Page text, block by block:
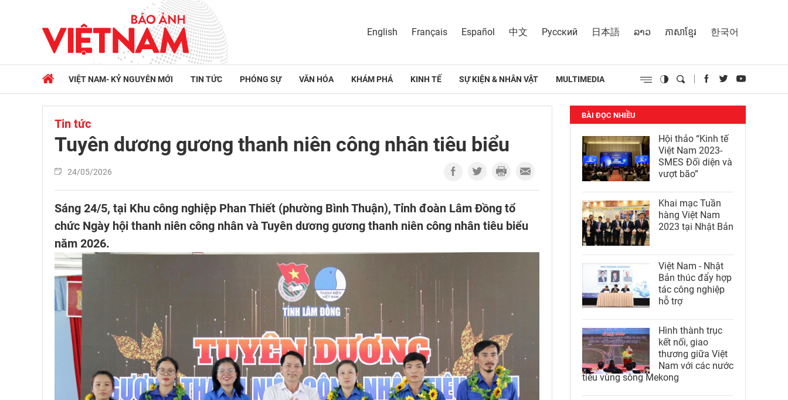
English Français Español 中文 Русский 日本語 ລາວ ភាសាខ្មែរ 한국어
VIỆT NAM- KỶ NGUYÊN MỚI TIN TỨC PHÓNG SỰ VĂN HÓA KHÁM PHÁ KINH TẾ SỰ KIỆN & NHÂN VẬT MULTIMEDIA
Tin tức
Tuyên dương gương thanh niên công nhân tiêu biểu
24/05/2026
Sáng 24/5, tại Khu công nghiệp Phan Thiết (phường Bình Thuận), Tỉnh đoàn Lâm Đồng tổ
chức Ngày hội thanh niên công nhân và Tuyên dương gương thanh niên công nhân tiêu biểu
năm 2026.
BÀI ĐỌC NHIỀU
Hội thảo “Kinh tế
Việt Nam 2023-
SMES Đối diện và
vượt bão”
Khai mạc Tuần
hàng Việt Nam
2023 tại Nhật Bản
Việt Nam - Nhật
Bản thúc đẩy hợp
tác công nghiệp
hỗ trợ
Hình thành trục
kết nối, giao
thương giữa Việt
Nam với các nước
tiểu vùng sông Mekong